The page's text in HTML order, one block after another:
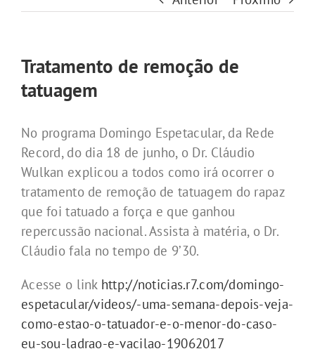
Tratamento de remoção de
tatuagem
No programa Domingo Espetacular, da Rede
Record, do dia 18 de junho, o Dr. Cláudio
Wulkan explicou a todos como irá ocorrer o
tratamento de remoção de tatuagem do rapaz
que foi tatuado a força e que ganhou
repercussão nacional. Assista à matéria, o Dr.
Cláudio fala no tempo de 9’30.
Acesse o link http://noticias.r7.com/domingo-
espetacular/videos/-uma-semana-depois-veja-
como-estao-o-tatuador-e-o-menor-do-caso-
eu-sou-ladrao-e-vacilao-19062017